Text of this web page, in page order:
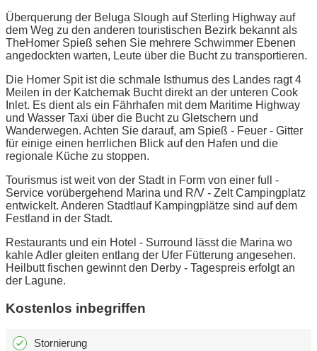
Überquerung der Beluga Slough auf Sterling Highway auf
dem Weg zu den anderen touristischen Bezirk bekannt als
TheHomer Spieß sehen Sie mehrere Schwimmer Ebenen
angedockten warten, Leute über die Bucht zu transportieren.
Die Homer Spit ist die schmale Isthumus des Landes ragt 4
Meilen in der Katchemak Bucht direkt an der unteren Cook
Inlet. Es dient als ein Fährhafen mit dem Maritime Highway
und Wasser Taxi über die Bucht zu Gletschern und
Wanderwegen. Achten Sie darauf, am Spieß - Feuer - Gitter
für einige einen herrlichen Blick auf den Hafen und die
regionale Küche zu stoppen.
Tourismus ist weit von der Stadt in Form von einer full -
Service vorübergehend Marina und R/V - Zelt Campingplatz
entwickelt. Anderen Stadtlauf Kampingplätze sind auf dem
Festland in der Stadt.
Restaurants und ein Hotel - Surround lässt die Marina wo
kahle Adler gleiten entlang der Ufer Fütterung angesehen.
Heilbutt fischen gewinnt den Derby - Tagespreis erfolgt an
der Lagune.
Kostenlos inbegriffen
Stornierung